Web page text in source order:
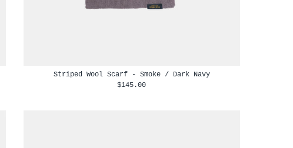
Striped Wool Scarf - Smoke / Dark Navy
$145.00